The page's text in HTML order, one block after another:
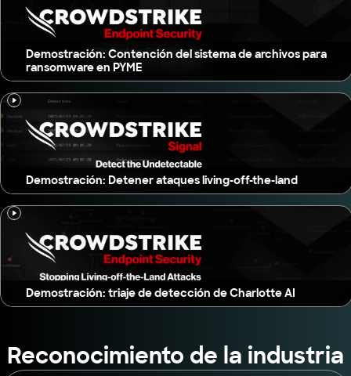
Demostración: Contención del sistema de archivos para
ransomware en PYME
Demostración: Detener ataques living-off-the-land
Demostración: triaje de detección de Charlotte AI
Reconocimiento de la industria